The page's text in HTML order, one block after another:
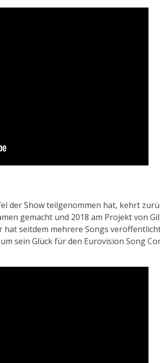
der Show teilgenommen hat, kehrt
gemacht und 2018 am Projekt von
hat seitdem mehrere Songs
sein Glück für den Eurovision Song